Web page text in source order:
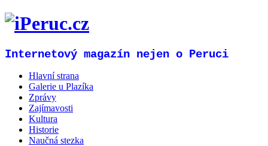
Internetový magazín nejen o Peruci
Hlavní strana
Galerie u Plazíka
Zprávy
Zajímavosti
Kultura
Historie
Naučná stezka